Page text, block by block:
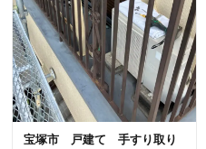
宝塚市 戸建て 手すり取り